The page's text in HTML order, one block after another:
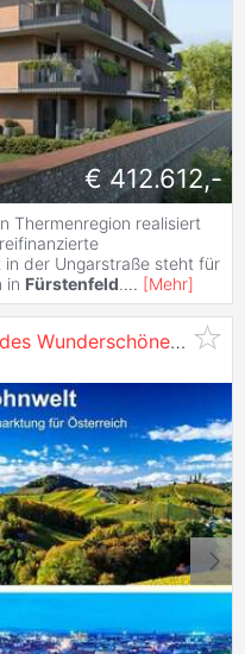
€ 412.612,-
Thermenregion realisiert
in der Ungarstraße steht für
in Fürstenfeld.... [Mehr]
Ihre Kapitalanlage im Herzen des Wunderschönen Steirischen Thermenlands - Provisionsfrei